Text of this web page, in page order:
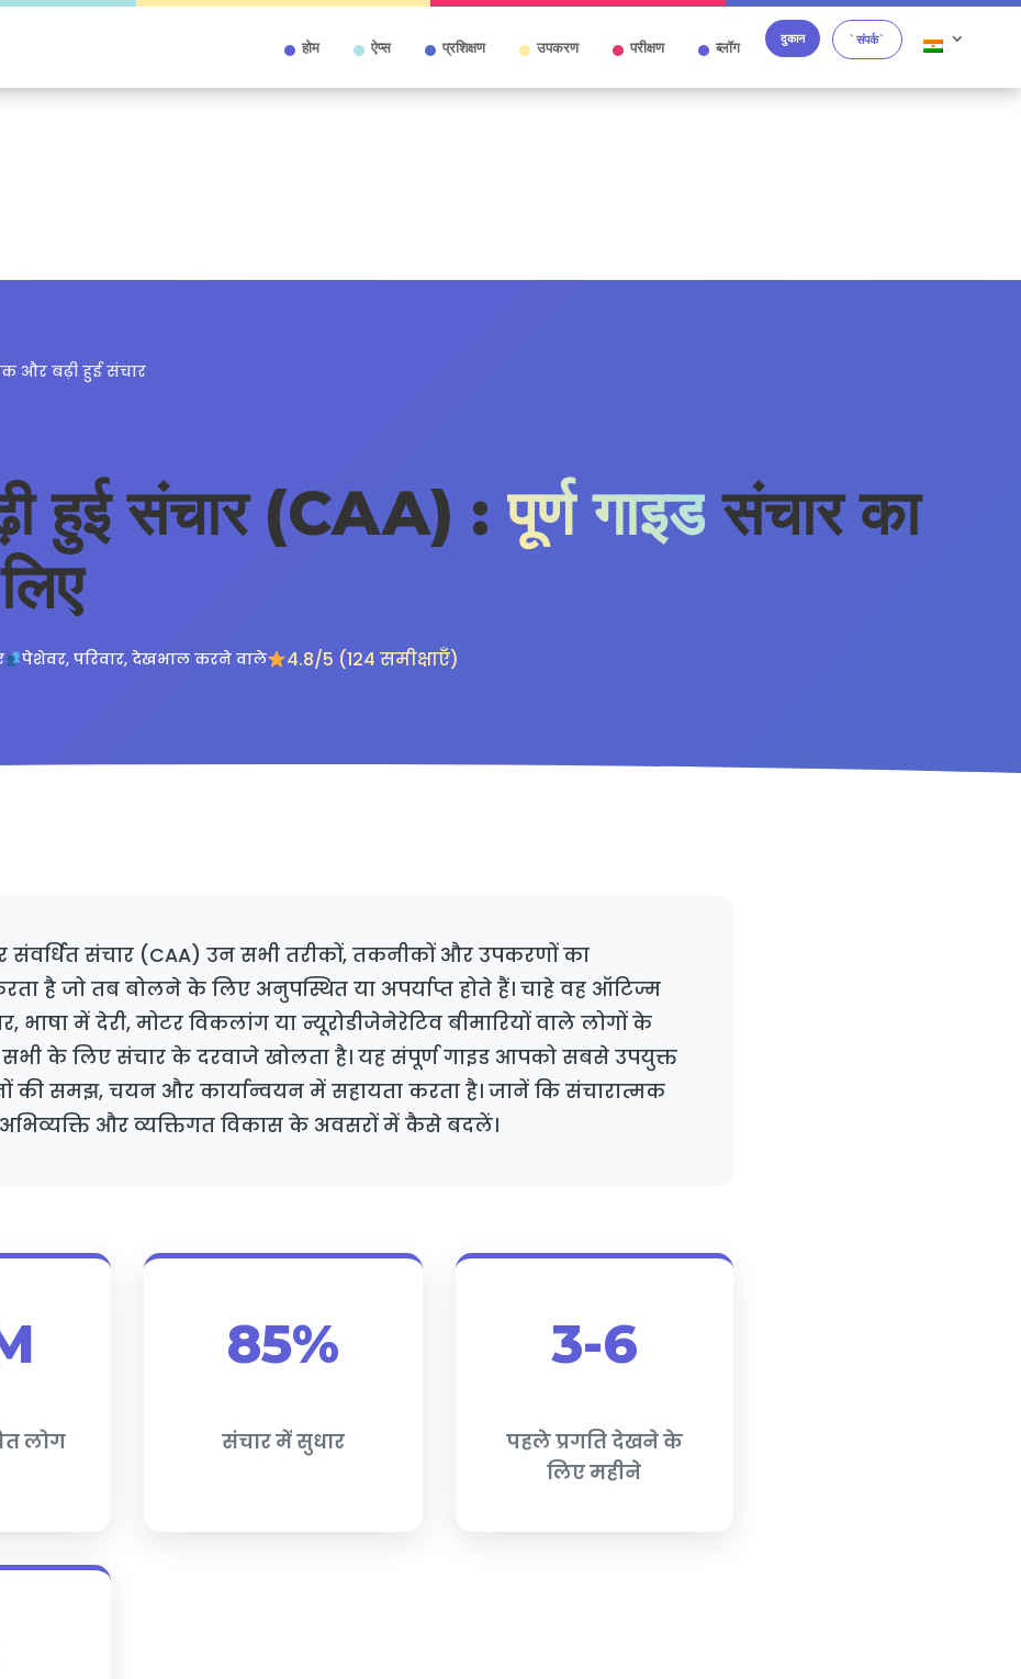
होम ऐप्स प्रशिक्षण उपकरण परीक्षण ब्लॉग दुकान `संपर्क`
और बढ़ी हुई संचार
हुई संचार (CAA) : पूर्ण गाइड संचार का
पेशेवर, परिवार, देखभाल करने वाले 4.8/5 (124 समीक्षाएँ)
संचार (CAA) उन सभी तरीकों, तकनीकों और उपकरणों का
करता है जो तब बोलने के लिए अनुपस्थित या अपर्याप्त होते हैं। चाहे वह ऑटिज्म
भाषा में देरी, मोटर विकलांग या न्यूरोडीजेनेरेटिव बीमारियों वाले लोगों के
सभी के लिए संचार के दरवाजे खोलता है। यह संपूर्ण गाइड आपको सबसे उपयुक्त
की समझ, चयन और कार्यान्वयन में सहायता करता है। जानें कि संचारात्मक
अभिव्यक्ति और व्यक्तिगत विकास के अवसरों में कैसे बदलें।
लोग
85%
संचार में सुधार
3-6
पहले प्रगति देखने के
लिए महीने